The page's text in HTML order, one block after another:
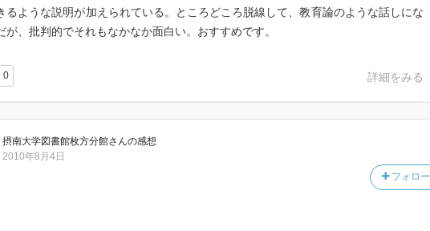
るような説明が加えられている。ところどころ脱線して、教育論のような話しにな
が、批判的でそれもなかなか面白い。おすすめです。
0 詳細をみる
摂南大学図書館枚方分館さんの感想
フォロー
2010年8月4日